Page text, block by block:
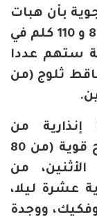
بأن هبات
رياح قوية تتراوح سرعتها ما بين 80 و 110 كلم في
ستهم عددا
ثلوج (من
من
المستوى البرتقالي، أن هبات رياح قوية (من 80
الأثنين، من
عشرة ليلا،
وفكيك، ووجدة